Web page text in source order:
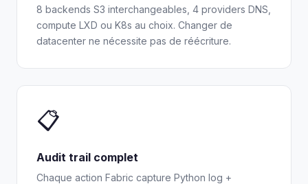
8 backends S3 interchangeables, 4 providers DNS,
compute LXD ou K8s au choix. Changer de
datacenter ne nécessite pas de réécriture.
📋
Audit trail complet
Chaque action Fabric capture Python log +